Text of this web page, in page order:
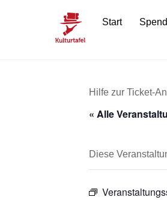
Start
Hilfe zur Ticket-
« Alle
Diese